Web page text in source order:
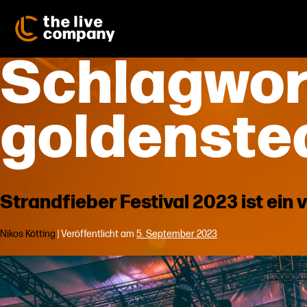
Inhalt
springen
Strandfieber Festival 2023 ist ein
Nikos Kötting Veröffentlicht am 5. September 2023
Strandfieber
Festival
2023